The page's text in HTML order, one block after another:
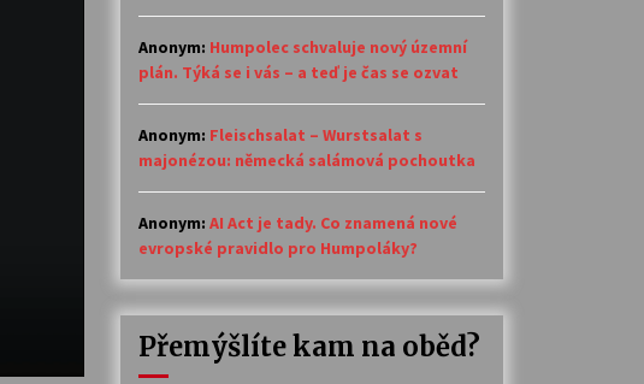
Anonym: Humpolec schvaluje nový územní
plán. Týká se i vás – a teď je čas se ozvat
Anonym: Fleischsalat – Wurstsalat s
majonézou: německá salámová pochoutka
Anonym: AI Act je tady. Co znamená nové
evropské pravidlo pro Humpoláky?
Přemýšlíte kam na oběd?